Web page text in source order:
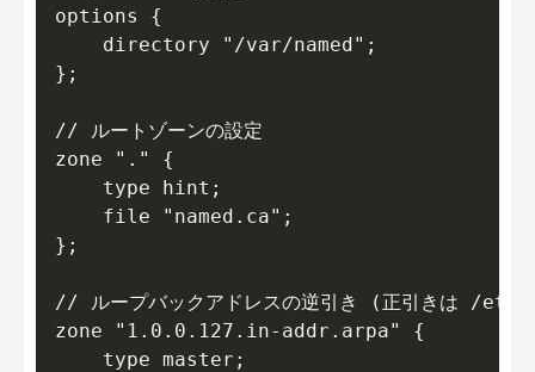
options {
    directory "/var/named";
};
// ルートゾーンの設定
zone "." {
    type hint;
    file "named.ca";
};
// ループバックアドレスの逆引き (正引きは /
zone "1.0.0.127.in-addr.arpa" {
    type master;